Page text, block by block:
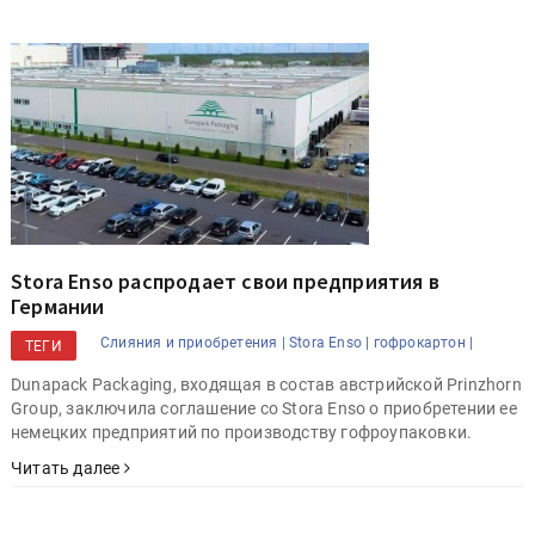
Stora Enso распродает свои предприятия в
Германии
ТЕГИ Слияния и приобретения | Stora Enso | гофрокартон |
Dunapack Packaging, входящая в состав австрийской Prinzhorn
Group, заключила соглашение со Stora Enso о приобретении ее
немецких предприятий по производству гофроупаковки.
Читать далее